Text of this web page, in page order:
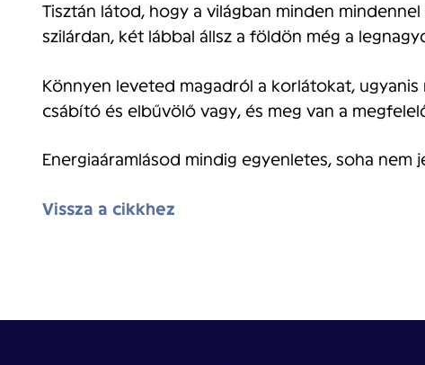
Tisztán látod, hogy a világban minden
szilárdan, két lábbal állsz a földön még a
Könnyen leveted magadról a korlátokat,
csábító és elbűvölő vagy, és meg van a
Energiaáramlásod mindig egyenletes, soha nem
Vissza a cikkhez